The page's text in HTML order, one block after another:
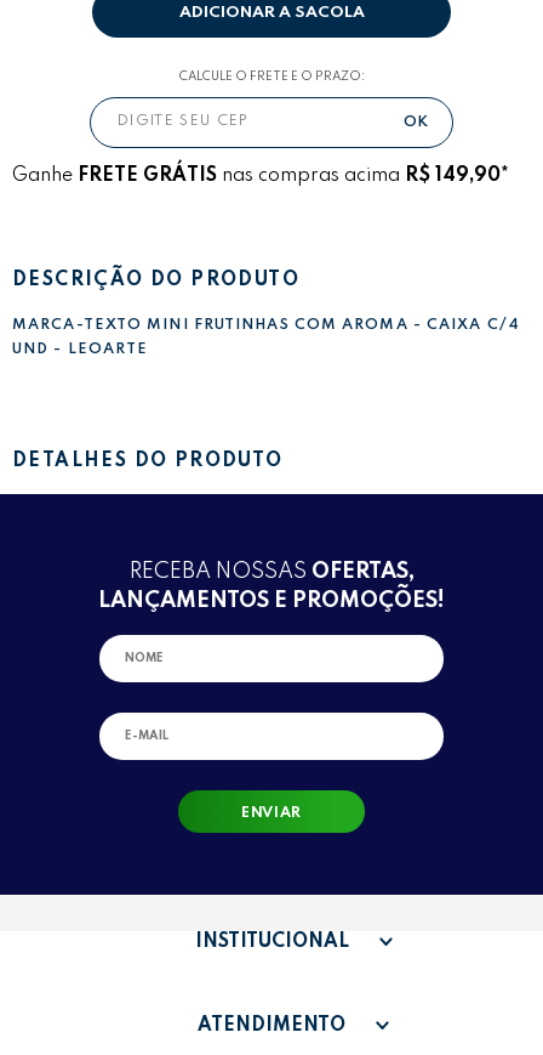
ADICIONAR A SACOLA
CALCULE O FRETE E O PRAZO:
Ganhe FRETE GRÁTIS nas compras acima R$ 149,90*
DESCRIÇÃO DO PRODUTO
MARCA-TEXTO MINI FRUTINHAS COM AROMA - CAIXA C/4
UND - LEOARTE
DETALHES DO PRODUTO
RECEBA NOSSAS OFERTAS,
LANÇAMENTOS E PROMOÇÕES!
ENVIAR
INSTITUCIONAL
QUEM SOMOS
ATENDIMENTO